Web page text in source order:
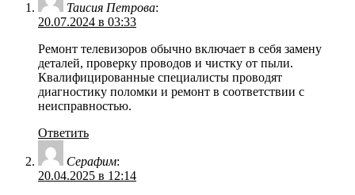
Таисия Петрова:
20.07.2024 в 03:33
Ремонт телевизоров обычно включает в себя замену
деталей, проверку проводов и чистку от пыли.
Квалифицированные специалисты проводят
диагностику поломки и ремонт в соответствии с
неисправностью.
Ответить
Серафим:
20.04.2025 в 12:14